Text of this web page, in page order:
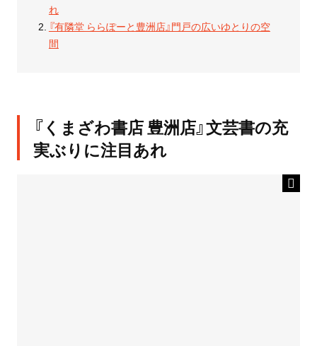
れ
『有隣堂 ららぽーと豊洲店』門戸の広いゆとりの空
間
『くまざわ書店 豊洲店』文芸書の充
実ぶりに注目あれ